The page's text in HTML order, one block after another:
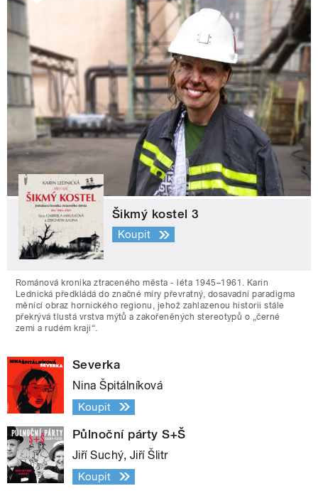
Šikmý kostel 3
Koupit
Románová kronika ztraceného města - léta 1945–1961. Karin
Lednická předkládá do značné míry převratný, dosavadní paradigma
měnící obraz hornického regionu, jehož zahlazenou historii stále
překrývá tlustá vrstva mýtů a zakořeněných stereotypů o „černé
zemi a rudém kraji“.
Severka
Nina Špitálníková
Koupit
Půlnoční párty S+Š
Jiří Suchý, Jiří Šlitr
Koupit